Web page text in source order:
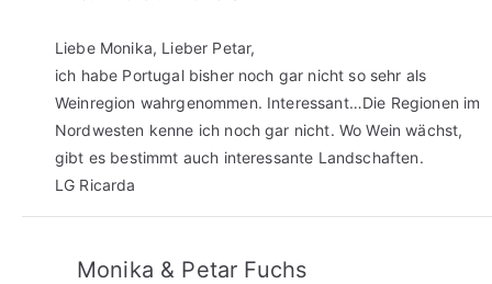
Liebe Monika, Lieber Petar,
ich habe Portugal bisher noch gar nicht so sehr als
Weinregion wahrgenommen. Interessant…Die Regionen im
Nordwesten kenne ich noch gar nicht. Wo Wein wächst,
gibt es bestimmt auch interessante Landschaften.
LG Ricarda
Monika & Petar Fuchs